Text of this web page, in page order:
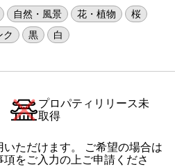
自然・風景 花・植物
桜
ク 黒 白
プロパティリリース未
取得
ただけます。 ご希望の場合は
項をご入力の上ご申請くださ